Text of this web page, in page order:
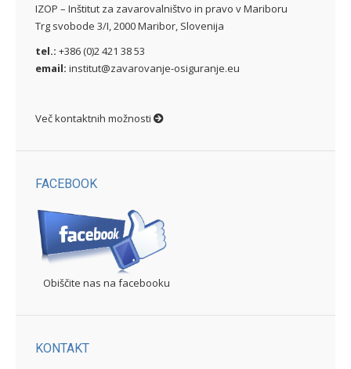
IZOP – Inštitut za zavarovalništvo in pravo v Mariboru
Trg svobode 3/I, 2000 Maribor, Slovenija
tel.: +386 (0)2 421 38 53
email: institut@zavarovanje-osiguranje.eu
Več kontaktnih možnosti
FACEBOOK
Obiščite nas na facebooku
KONTAKT